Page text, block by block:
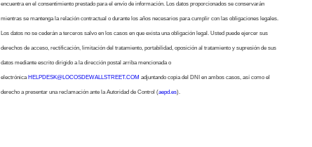
encuentra en el consentimiento prestado para el envío de información. Los datos proporcionados se conservarán
mientras se mantenga la relación contractual o durante los años necesarios para cumplir con las obligaciones legales.
Los datos no se cederán a terceros salvo en los casos en que exista una obligación legal. Usted puede ejercer sus
derechos de acceso, rectificación, limitación del tratamiento, portabilidad, oposición al tratamiento y supresión de sus
datos mediante escrito dirigido a la dirección postal arriba mencionada o
electrónica HELPDESK@LOCOSDEWALLSTREET.COM adjuntando copia del DNI en ambos casos, así como el
derecho a presentar una reclamación ante la Autoridad de Control (aepd.es).